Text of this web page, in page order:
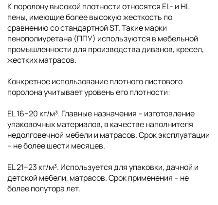
К поролону высокой плотности относятся EL- и HL
пены, имеющие более высокую жесткость по
сравнению со стандартной ST. Такие марки
пенополиуретана (ППУ) используются в мебельной
промышленности для производства диванов, кресел,
жестких матрасов.
Конкретное использование плотного листового
поролона учитывает уровень его плотности:
EL 16−20 кг/м³. Главные назначения – изготовление
упаковочных материалов, в качестве наполнителя
недолговечной мебели и матрасов. Срок эксплуатации
– не более шести месяцев.
EL 21−23 кг/м³. Используется для упаковки, дачной и
детской мебели, матрасов. Срок применения – не
более полутора лет.